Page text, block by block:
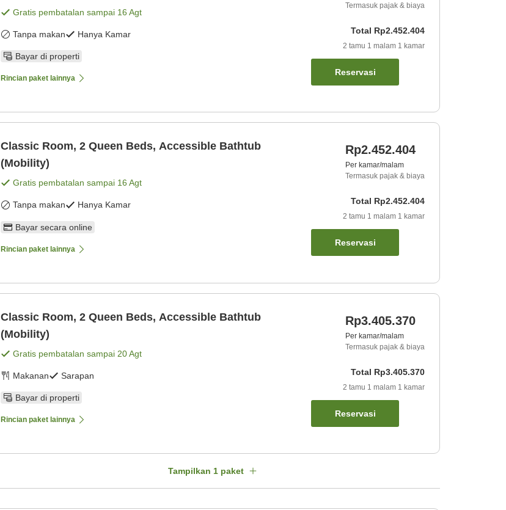
Gratis pembatalan sampai 16 Agt
Tanpa makan Hanya Kamar
Bayar di properti
Rincian paket lainnya
Termasuk pajak & biaya
Total Rp2.452.404
2 tamu 1 malam 1 kamar
Reservasi
Classic Room, 2 Queen Beds, Accessible Bathtub
(Mobility)
Gratis pembatalan sampai 16 Agt
Tanpa makan Hanya Kamar
Bayar secara online
Rincian paket lainnya
Rp2.452.404
Per kamar/malam
Termasuk pajak & biaya
Total Rp2.452.404
2 tamu 1 malam 1 kamar
Reservasi
Classic Room, 2 Queen Beds, Accessible Bathtub
(Mobility)
Gratis pembatalan sampai 20 Agt
Makanan Sarapan
Bayar di properti
Rincian paket lainnya
Rp3.405.370
Per kamar/malam
Termasuk pajak & biaya
Total Rp3.405.370
2 tamu 1 malam 1 kamar
Reservasi
Tampilkan 1 paket